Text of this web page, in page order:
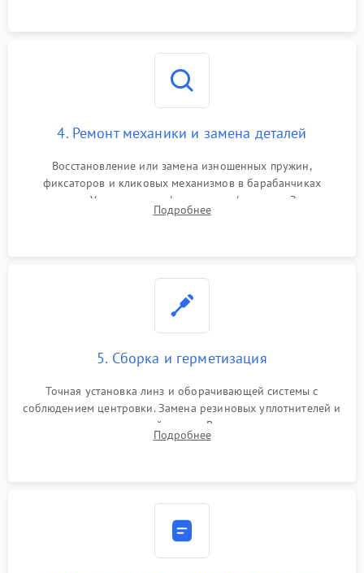
4. Ремонт механики и замена деталей
Восстановление или замена изношенных пружин,
фиксаторов и кликовых механизмов в барабанчиках
поправок. Устранение люфтов в трансфокаторе. Замена
поврежденных линз, разбитой сетки или восстановление
Подробнее
5. Сборка и герметизация
Точная установка линз и оборачивающей системы с
соблюдением центровки. Замена резиновых уплотнителей и
нанесение влагозащитной смазки. Вакуумирование корпуса
и заполнение его осушенным азотом или аргоном для
Подробнее